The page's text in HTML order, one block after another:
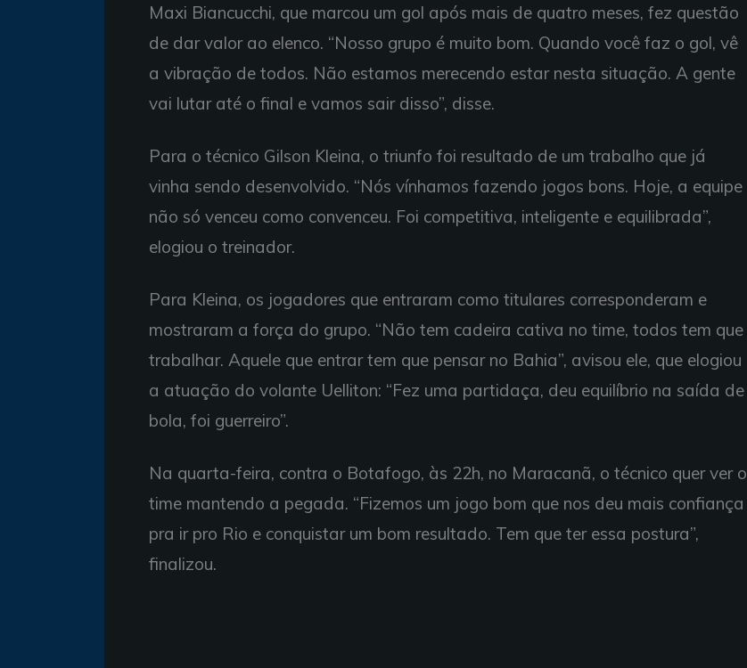
Maxi Biancucchi, que marcou um gol após mais de quatro meses, fez questão
de dar valor ao elenco. “Nosso grupo é muito bom. Quando você faz o gol, vê
a vibração de todos. Não estamos merecendo estar nesta situação. A gente
vai lutar até o final e vamos sair disso”, disse.
Para o técnico Gilson Kleina, o triunfo foi resultado de um trabalho que já
vinha sendo desenvolvido. “Nós vínhamos fazendo jogos bons. Hoje, a equipe
não só venceu como convenceu. Foi competitiva, inteligente e equilibrada”,
elogiou o treinador.
Para Kleina, os jogadores que entraram como titulares corresponderam e
mostraram a força do grupo. “Não tem cadeira cativa no time, todos tem que
trabalhar. Aquele que entrar tem que pensar no Bahia”, avisou ele, que elogiou
a atuação do volante Uelliton: “Fez uma partidaça, deu equilíbrio na saída de
bola, foi guerreiro”.
Na quarta-feira, contra o Botafogo, às 22h, no Maracanã, o técnico quer ver o
time mantendo a pegada. “Fizemos um jogo bom que nos deu mais confiança
pra ir pro Rio e conquistar um bom resultado. Tem que ter essa postura”,
finalizou.